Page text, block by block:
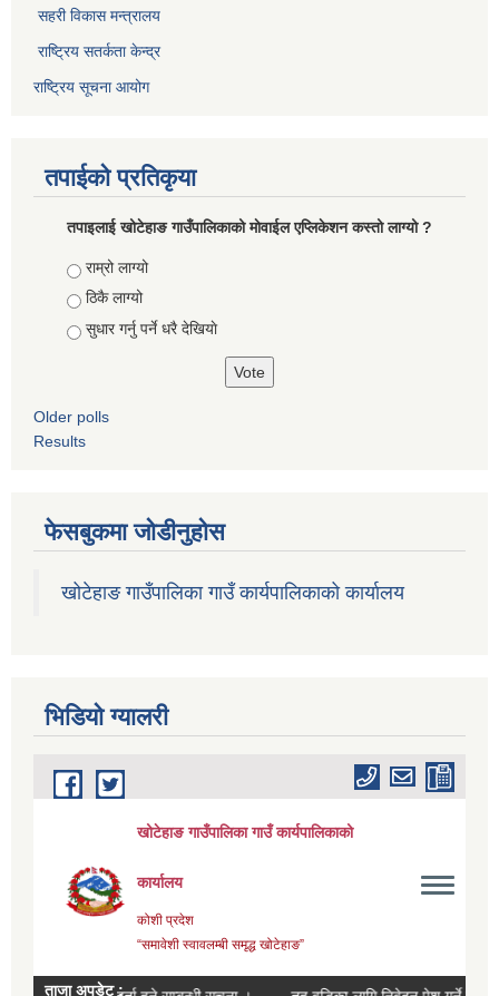
सहरी विकास मन्त्रालय
राष्ट्रिय सतर्कता केन्द्र
राष्ट्रिय सूचना आयोग
तपाईको प्रतिकृया
तपाइलाई खोटेहाङ गाउँपालिकाको माेवाईल एप्लिकेशन कस्तो लाग्यो ?
Choices
राम्रो लाग्यो
ठिकै लाग्यो
सुधार गर्नु पर्ने धरै देखियाे
Older polls
Results
फेसबुकमा जोडीनुहोस
खोटेहाङ गाउँपालिका गाउँ कार्यपालिकाको कार्यालय
भिडियाे ग्यालरी